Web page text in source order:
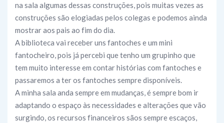
na sala algumas dessas construções, pois muitas vezes as
construções são elogiadas pelos colegas e podemos ainda
mostrar aos pais ao fim do dia.
A biblioteca vai receber uns fantoches e um mini
fantocheiro, pois já percebi que tenho um grupinho que
tem muito interesse em contar histórias com fantoches e
passaremos a ter os fantoches sempre disponíveis.
A minha sala anda sempre em mudanças, é sempre bom ir
adaptando o espaço às necessidades e alterações que vão
surgindo, os recursos financeiros sãos sempre escaços,